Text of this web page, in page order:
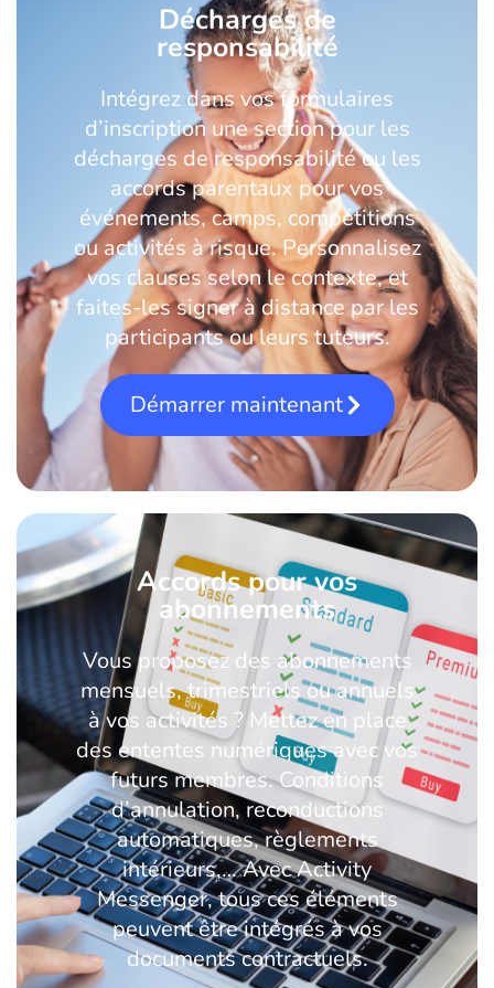
Décharges de
responsabilité
Intégrez dans vos formulaires
d’inscription une section pour les
décharges de responsabilité ou les
accords parentaux pour vos
événements, camps, compétitions
ou activités à risque. Personnalisez
vos clauses selon le contexte, et
faites-les signer à distance par les
participants ou leurs tuteurs.
Démarrer maintenant
Accords pour vos
abonnements
Vous proposez des abonnements
mensuels, trimestriels ou annuels
à vos activités ? Mettez en place
des ententes numériques avec vos
futurs membres. Conditions
d’annulation, reconductions
automatiques, règlements
intérieurs,… Avec Activity
Messenger, tous ces éléments
peuvent être intégrés à vos
documents contractuels.